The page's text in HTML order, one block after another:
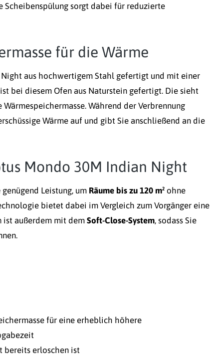
Scheibenspülung sorgt dabei für reduzierte
für die Wärme
aus hochwertigem Stahl gefertigt und mit einer
bei diesem Ofen aus Naturstein gefertigt. Die sieht
Während der Verbrennung
Wärme auf und gibt Sie anschließend an die
Mondo 30M Indian Night
Leistung, um Räume bis zu 120 m² ohne
bietet dabei im Vergleich zum Vorgänger eine
ist außerdem mit dem Soft-Close-System, sodass Sie
für eine erheblich höhere
bereits erloschen ist